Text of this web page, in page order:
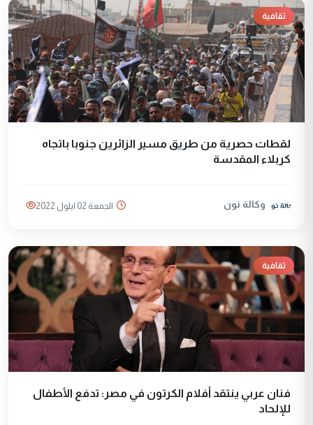
ثقافية
لقطات حصرية من طريق مسير الزائرين جنوبا باتجاه
كربلاء المقدسة
وكالة نون الجمعة 02 ايلول 2022
ثقافية
فنان عربي ينتقد أفلام الكرتون في مصر: تدفع الأطفال
للإلحاد